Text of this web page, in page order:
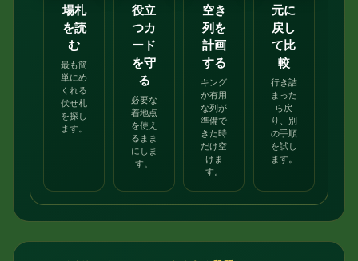
場札
を読
む
最も簡
単にめ
くれる
伏せ札
を探し
ます。
役立
つカ
ード
を守
る
必要な
着地点
を使え
るまま
にしま
す。
空き
列を
計画
する
キング
か有用
な列が
準備で
きた時
だけ空
けま
す。
元に
戻し
て比
較
行き詰
まった
ら戻
り、別
の手順
を試し
ます。